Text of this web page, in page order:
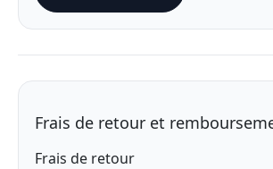
Frais de retour et
Frais de retour